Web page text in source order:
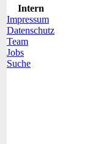
Intern
Impressum
Datenschutz
Team
Jobs
Suche